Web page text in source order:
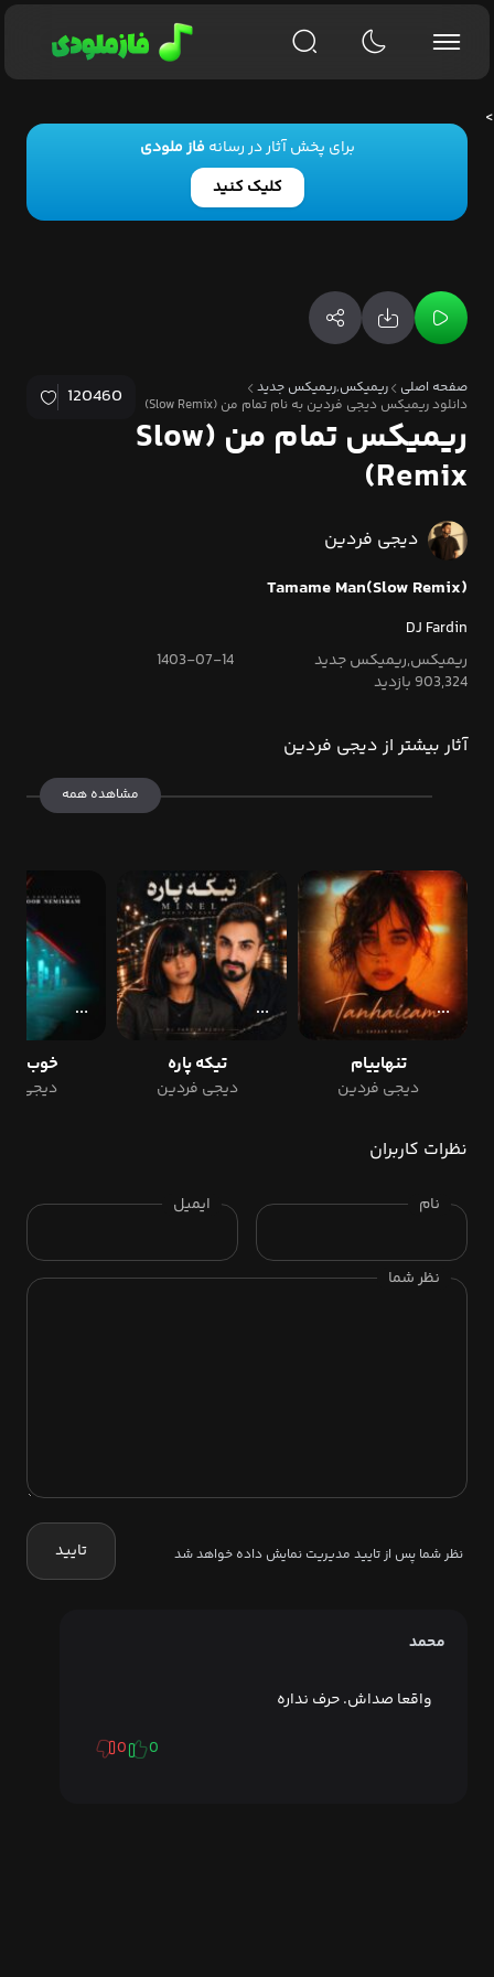
برای پخش آثار در رسانهفاز ملودی
کلیک کنید
صفحه اصلی
ریمیکس,ریمیکس جدید
دانلود ریمیکس دیجی فردین به نام تمام من (Slow Remix)
120460
ریمیکس تمام من (Slow
Remix)
دیجی فردین
Tamame Man(Slow Remix)
DJ Fardin
ریمیکس,ریمیکس جدید
1403-07-14
903,324 بازدید
آثار بیشتر از دیجی فردین
مشاهده همه
تنهاییام
دیجی فردین
تیکه پاره
دیجی فردین
خوب
دیجی
نظرات کاربران
نام ایمیل
نظر شما
نظر شما پس از تایید مدیریت نمایش داده خواهد شد تایید
محمد
واقعا صداش. حرف نداره
0
0
>